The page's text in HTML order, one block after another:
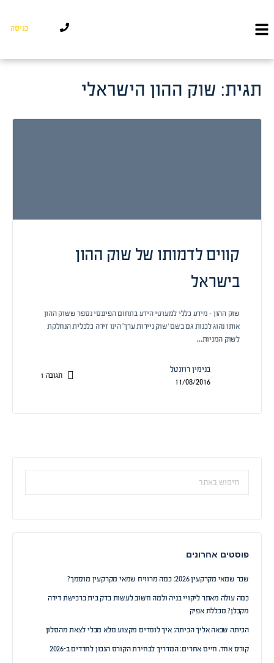
כניסה
תגית: שוק ההון הישראלי
קווים לדמותו של שוק ההון
בישראל
שוק ההון – מידע כללי למעוטי הידע בתחום הפיננסי נספר ששוק ההון
אותו נהוג לכנות גם בשם ‘שוק ניירות ערך’ הינו זירה כלכלית הנחלקת
לשוק המניות…
בנימין רוזנטל
11/08/2016
תגובה
פוסטים אחרונים
שכר שמאי מקרקעין 2026: כמה מרוויח שמאי מקרקעין מוסמך?
כמה עולה מאתר ליקויי בניה ולמה חשוב לעשות בדק בית ברכישת דירה
מקבלן? מכללת אפיק
הכיתה שבאה אליך הביתה: איך לומדים מקצוע מלא מבלי לצאת מהסלון
קורס אחד, חיים אחרים: המדריך לבחירת הקורס הנכון לחרדים ב-2026